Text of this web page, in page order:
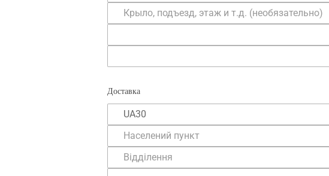
Крыло, подъезд, этаж и т.д.
Доставка
Область
Населений пункт*
Відділення*